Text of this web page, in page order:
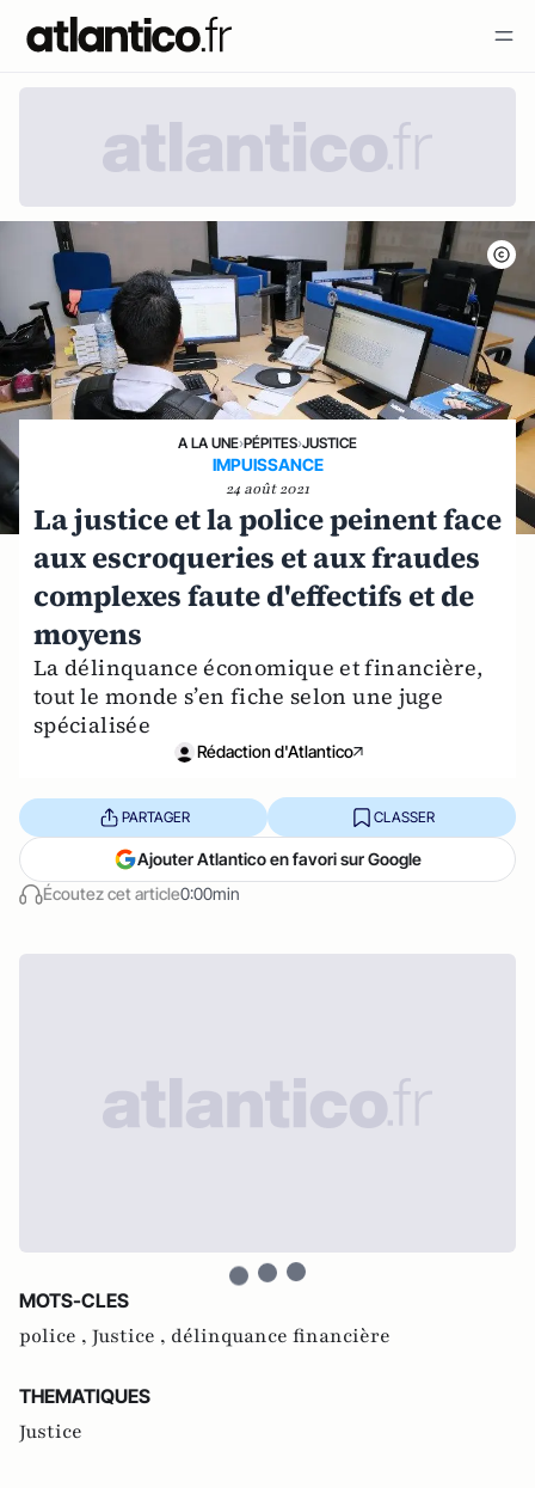
A LA UNE›PÉPITES›JUSTICE
IMPUISSANCE
24 août 2021
La justice et la police peinent face
aux escroqueries et aux fraudes
complexes faute d'effectifs et de
moyens
La délinquance économique et financière,
tout le monde s’en fiche selon une juge
spécialisée
Rédaction d'Atlantico
Écoutez cet article0:00min
PARTAGER CLASSER
Ajouter Atlantico en favori sur Google
MOTS-CLES
police , Justice , délinquance financière
THEMATIQUES
Justice